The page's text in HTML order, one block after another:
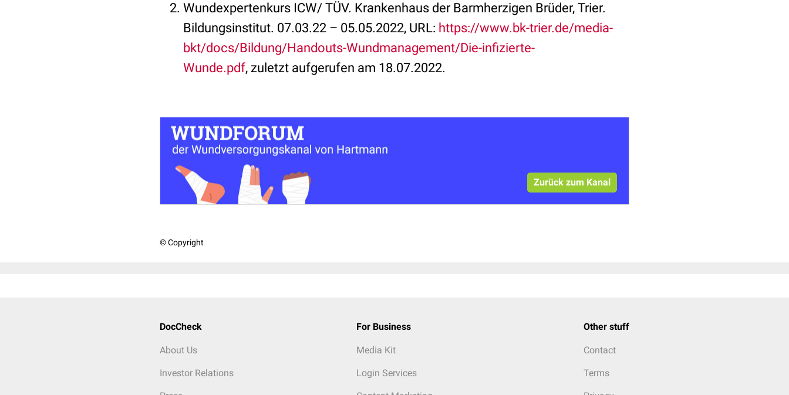
Wundexpertenkurs ICW/ TÜV. Krankenhaus der Barmherzigen Brüder, Trier.
Bildungsinstitut. 07.03.22 – 05.05.2022, URL: https://www.bk-trier.de/media-
bkt/docs/Bildung/Handouts-Wundmanagement/Die-infizierte-
Wunde.pdf, zuletzt aufgerufen am 18.07.2022.
Zurück zum Kanal
© Copyright
DocCheck
About Us
Investor Relations
For Business
Media Kit
Login Services
Other stuff
Contact
Terms